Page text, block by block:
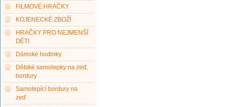
FILMOVÉ HRAČKY
KOJENECKÉ ZBOŽÍ
HRAČKY PRO NEJMENŠÍ
DĚTI
Dámské hodinky
Dětské samolepky na zeď,
bordury
Samolepící bordury na
zeď